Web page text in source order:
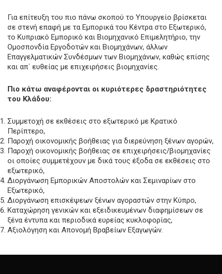
Για επίτευξη του πιο πάνω σκοπού το Υπουργείο βρίσκεται
σε στενή επαφή με τα Εμπορικά του Κέντρα στο Εξωτερικό,
το Κυπριακό Εμπορικό και Βιομηχανικό Επιμελητήριο, την
Ομοσπονδία Εργοδοτών και Βιομηχάνων, άλλων
Επαγγελματικών Συνδέσμων των Βιομηχάνων, καθώς επίσης
και απ΄ ευθείας με επιχειρήσεις βιομηχανίες.
Πιο κάτω αναφέρονται οι κυριότερες δραστηριότητες
του Κλάδου:
Συμμετοχή σε εκθέσεις στο εξωτερικό με Κρατικό
Περίπτερο,
Παροχή οικονομικής βοήθειας για διερεύνηση ξένων αγορών,
Παροχή οικονομικής βοήθειας σε επιχειρήσεις/βιομηχανίες
οι οποίες συμμετέχουν με δικά τους έξοδα σε εκθέσεις στο
εξωτερικό,
Διοργάνωση Εμπορικών Αποστολών και Σεμιναρίων στο
Εξωτερικό,
Διοργάνωση επισκέψεων ξένων αγοραστών στην Κύπρο,
Καταχώρηση γενικών και εξειδικευμένων διαφημίσεων σε
ξένα έντυπα και περιοδικά ευρείας κυκλοφορίας,
Αξιολόγηση και Απονομή Βραβείων Εξαγωγών.